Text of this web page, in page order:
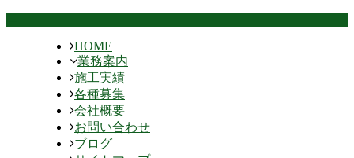
HOME
業務案内
施工実績
各種募集
会社概要
お問い合わせ
ブログ